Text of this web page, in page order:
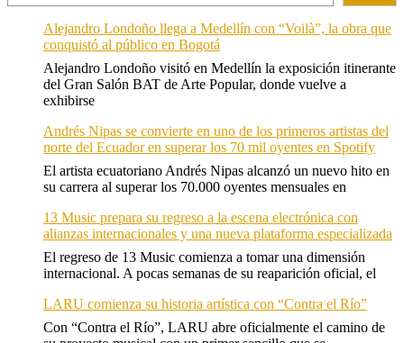
Alejandro Londoño llega a Medellín con “Voilà”, la obra que
conquistó al público en Bogotá
Alejandro Londoño visitó en Medellín la exposición itinerante
del Gran Salón BAT de Arte Popular, donde vuelve a
exhibirse
Andrés Nipas se convierte en uno de los primeros artistas del
norte del Ecuador en superar los 70 mil oyentes en Spotify
El artista ecuatoriano Andrés Nipas alcanzó un nuevo hito en
su carrera al superar los 70.000 oyentes mensuales en
13 Music prepara su regreso a la escena electrónica con
alianzas internacionales y una nueva plataforma especializada
El regreso de 13 Music comienza a tomar una dimensión
internacional. A pocas semanas de su reaparición oficial, el
LARU comienza su historia artística con “Contra el Río”
Con “Contra el Río”, LARU abre oficialmente el camino de